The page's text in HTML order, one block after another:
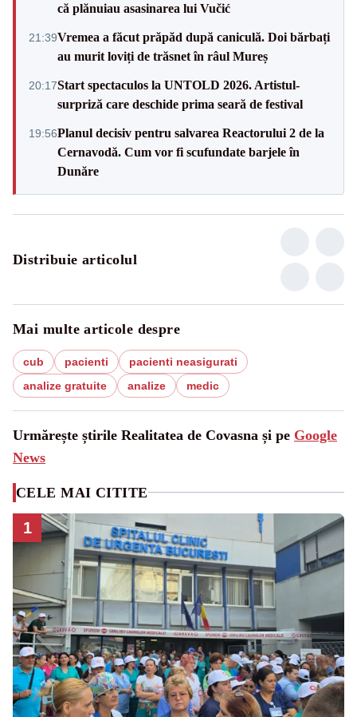
că plănuiau asasinarea lui Vučić
21:39Vremea a făcut prăpăd după caniculă. Doi bărbați
au murit loviți de trăsnet în râul Mureș
20:17Start spectaculos la UNTOLD 2026. Artistul-
surpriză care deschide prima seară de festival
19:56Planul decisiv pentru salvarea Reactorului 2 de la
Cernavodă. Cum vor fi scufundate barjele în
Dunăre
Distribuie articolul
Mai multe articole despre
cub pacienti
pacienti neasigurati
analize gratuite
analize medic
Urmărește știrile Realitatea de Covasna și pe Google
News
CELE MAI CITITE
1